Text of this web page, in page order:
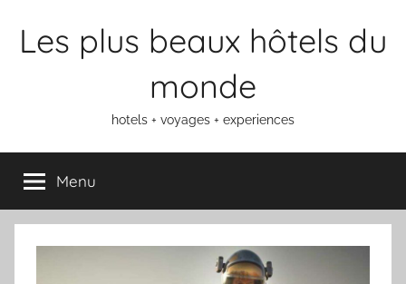
Les plus beaux hôtels du
monde
hotels + voyages + experiences
Menu